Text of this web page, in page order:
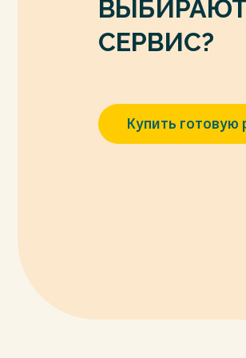
возраста / Ерёмкина
9. Зенова, Т.В.
«Школа здоровья» /
образовательных
школа». – 2006, - № 4. –
созданию
12. Карасева, Т.В.
15. Кудрявцев, В. Т.
СЕРВИС?
Купить готовую